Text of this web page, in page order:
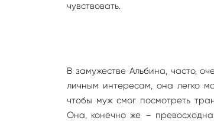
чувствовать.
В замужестве Альбина, часто,
личным интересам, она легко
чтобы муж смог посмотреть
Она, конечно же –